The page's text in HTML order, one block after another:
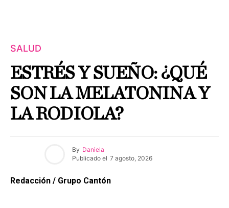
SALUD
ESTRÉS Y SUEÑO: ¿QUÉ
SON LA MELATONINA Y
LA RODIOLA?
By Daniela
Publicado el 7 agosto, 2026
Redacción / Grupo Cantón